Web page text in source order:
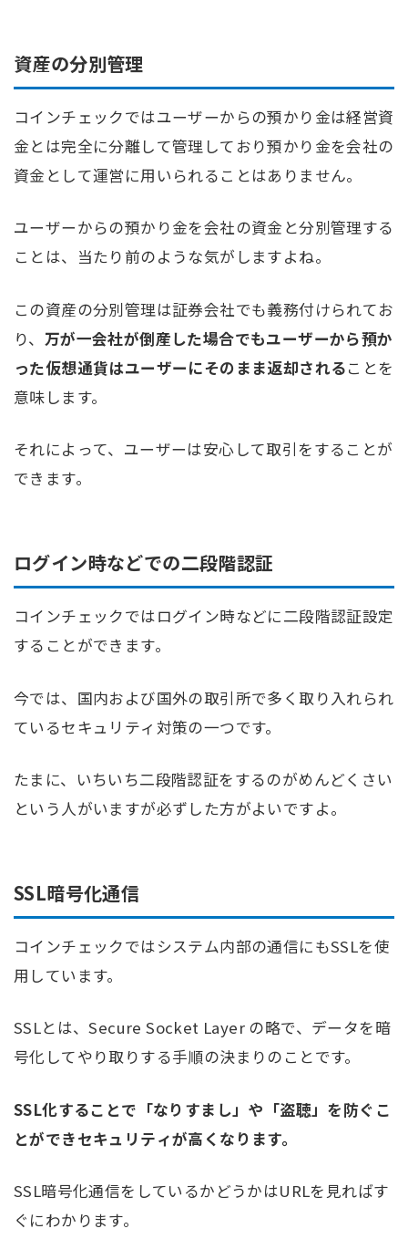
資産の分別管理
コインチェックではユーザーからの預かり金は経営資
金とは完全に分離して管理しており預かり金を会社の
資金として運営に用いられることはありません。
ユーザーからの預かり金を会社の資金と分別管理する
ことは、当たり前のような気がしますよね。
この資産の分別管理は証券会社でも義務付けられてお
り、 万が一会社が倒産した場合でもユーザーから預か
った仮想通貨はユーザーにそのまま返却されることを
意味します。
それによって、ユーザーは安心して取引をすることが
できます。
ログイン時などでの二段階認証
コインチェックではログイン時などに二段階認証設定
することができます。
今では、国内および国外の取引所で多く取り入れられ
ているセキュリティ対策の一つです。
たまに、いちいち二段階認証をするのがめんどくさい
という人がいますが必ずした方がよいですよ。
SSL暗号化通信
コインチェックではシステム内部の通信にもSSLを使
用しています。
SSLとは、Secure Socket Layer の略で、データを暗
号化してやり取りする手順の決まりのことです。
SSL化することで「なりすまし」や「盗聴」を防ぐこ
とができセキュリティが高くなります。
SSL暗号化通信をしているかどうかはURLを見ればす
ぐにわかります。